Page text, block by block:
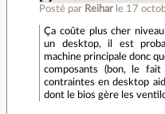
Posté par Reihar le 17
Ça coûte plus cher
un desktop, il est
machine principale donc
composants (bon, le
contraintes en desktop
dont le bios gère les